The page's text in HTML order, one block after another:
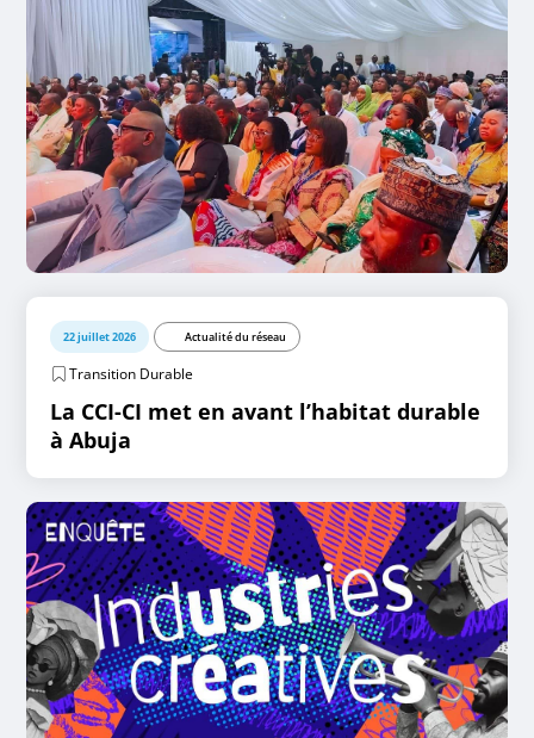
22 juillet 2026 Actualité du réseau
Transition Durable
La CCI-CI met en avant l’habitat durable
à Abuja